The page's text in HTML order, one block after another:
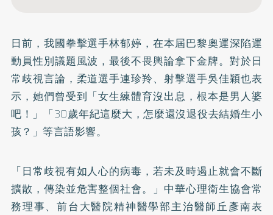
日前，我國拳擊選手林郁婷，在本屆巴黎奧運深陷運
動員性別議題風波，最後不畏輿論拿下金牌。對於日
常歧視言論，柔道選手連珍羚、射擊選手吳佳穎也表
示，她們曾受到「女生練體育沒出息，根本是男人婆
吧！」「30歲年紀這麼大，怎麼還沒退役去結婚生小
孩？」等言語影響。
「日常歧視有如人心的病毒，若未及時遏止就會不斷
擴散，傳染並危害整個社會。」中華心理衛生協會常
務理事、前台大醫院精神醫學部主治醫師丘彥南表